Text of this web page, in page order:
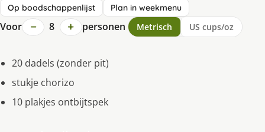
Op boodschappenlijst Plan in weekmenu
Voor − 8 + personen Metrisch US cups/oz
20 dadels (zonder pit)
stukje chorizo
10 plakjes ontbijtspek